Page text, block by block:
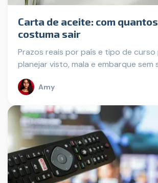
Carta de aceite: com
costuma sair
Prazos reais por país e tipo de curso
planejar visto, mala e embarque sem
Amy